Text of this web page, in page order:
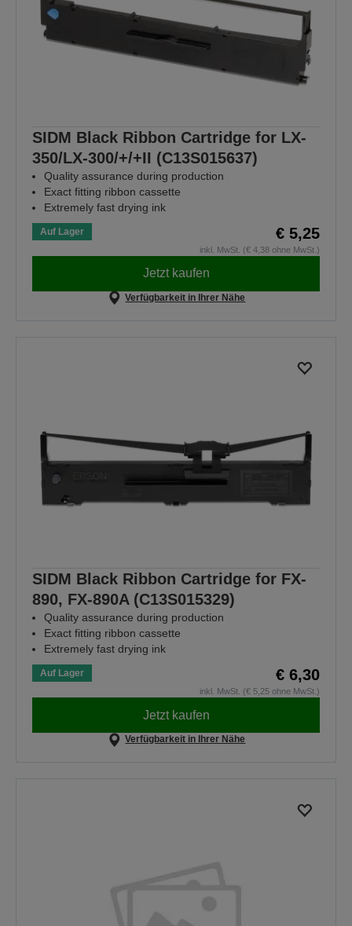
SIDM Black Ribbon Cartridge for LX-
350/LX-300/+/+II (C13S015637)
Quality assurance during production
Exact fitting ribbon cassette
Extremely fast drying ink
Auf Lager € 5,25
inkl. MwSt. (€ 4,38 ohne MwSt.)
Jetzt kaufen
Verfügbarkeit in Ihrer Nähe
SIDM Black Ribbon Cartridge for FX-
890, FX-890A (C13S015329)
Quality assurance during production
Exact fitting ribbon cassette
Extremely fast drying ink
Auf Lager € 6,30
inkl. MwSt. (€ 5,25 ohne MwSt.)
Jetzt kaufen
Verfügbarkeit in Ihrer Nähe